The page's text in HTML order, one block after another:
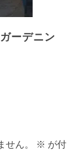
ーデニン
ん。 ※ が付